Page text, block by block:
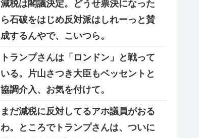
減税は閣議決定。どうせ票決になった
ら石破をはじめ反対派はしれーっと賛
成するんやで、こいつら。
トランプさんは「ロンドン」と戦って
いる。片山さつき大臣もベッセントと
協調介入、お気を付けて。
まだ減税に反対してるアホ議員がおる
わ。ところでトランプさんは、ついに